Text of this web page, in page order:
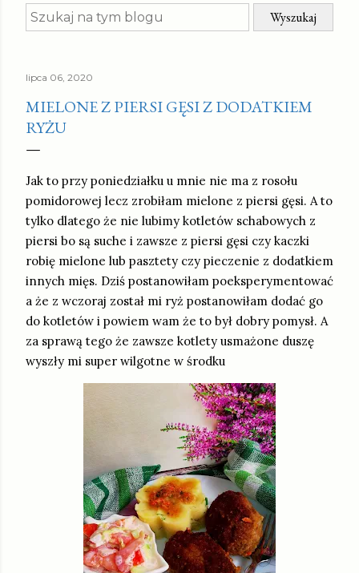
lipca 06, 2020
MIELONE Z PIERSI GĘSI Z DODATKIEM
RYŻU
Jak to przy poniedziałku u mnie nie ma z rosołu
pomidorowej lecz zrobiłam mielone z piersi gęsi. A to
tylko dlatego że nie lubimy kotletów schabowych z
piersi bo są suche i zawsze z piersi gęsi czy kaczki
robię mielone lub pasztety czy pieczenie z dodatkiem
innych mięs. Dziś postanowiłam poeksperymentować
a że z wczoraj został mi ryż postanowiłam dodać go
do kotletów i powiem wam że to był dobry pomysł. A
za sprawą tego że zawsze kotlety usmażone duszę
wyszły mi super wilgotne w środku